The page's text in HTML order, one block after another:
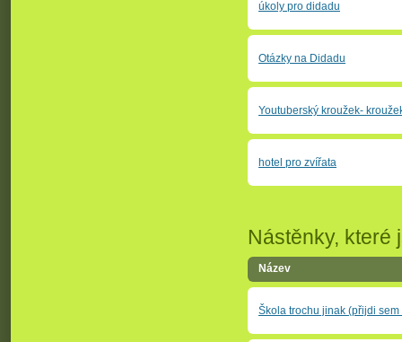
úkoly pro didadu
Otázky na Didadu
Youtuberský kroužek-
hotel pro zvířata
Nástěnky, které
Název
Škola trochu jinak (přijdi sem